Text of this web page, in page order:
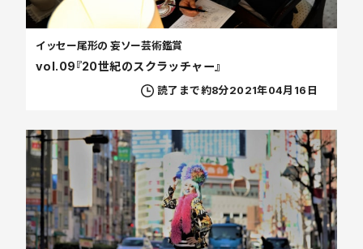
vol.09『20世紀のスクラッチャー』
イッセー尾形の 妄ソー芸術鑑賞
読了まで約8分2021年04月16日